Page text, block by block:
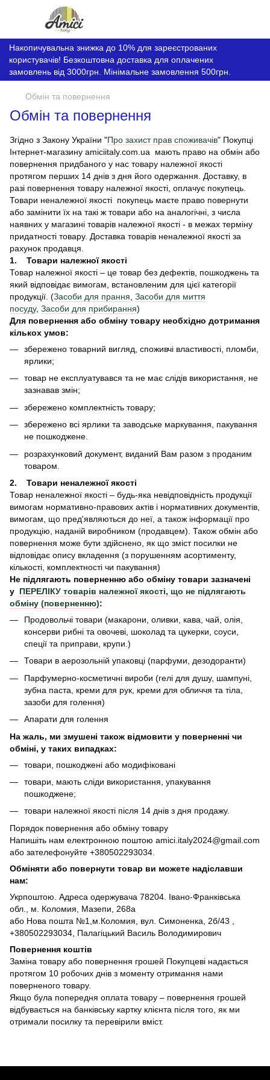
Накопичувальна знижка до 10% для зареєстрованих
користувачів! Безкоштовна доставка для оплачених
замовлень від 3000грн. Мінімальне замовлення 500грн.
Обмін та повернення
Обмін та повернення
Згідно з Закону України "Про захист прав споживачів" Покупці
Інтернет-магазину amiciitaly.com.ua мають право на обмін або
повернення придбаного у нас товару належної якості
протягом перших 14 днів з дня його одержання. Доставку, в
разі повернення товару належної якості, оплачує покупець.
Товари неналежної якості покупець маєте право повернути
або замінити їх на такі ж товари або на аналогічні, з числа
наявних у магазині товарів належної якості - в межах терміну
придатності товару. Доставка товарів неналежної якості за
рахунок продавця.
1. Товари належної якості
Товар належної якості – це товар без дефектів, пошкоджень та
який відповідає вимогам, встановленим для цієї категорії
продукції. (Засоби для прання Засоби для миття
посуду, Засоби для прибирання)
Для повернення або обміну товару необхідно дотримання
кількох умов:
збережено товарний вигляд, споживчі властивості, пломби,
ярлики;
товар не експлуатувався та не має слідів використання, не
зазнавав змін;
збережено комплектність товару;
збережено всі ярлики та заводське маркування, пакування
не пошкоджене.
розрахунковий документ, виданий Вам разом з проданим
товаром.
2. Товари неналежної якості
Товар неналежної якості – будь-яка невідповідність продукції
вимогам нормативно-правових актів і нормативних документів,
вимогам, що пред'являються до неї, а також інформації про
продукцію, наданій виробником (продавцем). Також обмін або
повернення може бути здійснено, як що зміст посилки не
відповідає опису вкладення (з порушенням асортименту,
кількості, комплектності чи пакування)
Не підлягають поверненню або обміну товари зазначені
у ПЕРЕЛІКУ товарів належної якості, що не підлягають
обміну (поверненню):
Продовольчі товари (макарони, оливки, кава, чай, олія,
консерви рибні та овочеві, шоколад та цукерки, соуси,
спеції та приправи, крупи.)
Товари в аерозольній упаковці (парфуми, дезодоранти)
Парфумерно-косметичні вироби (гелі для душу, шампуні,
зубна паста, креми для рук, креми для обличчя та тіла,
зазоби для голення)
Апарати для голення
На жаль, ми змушені також відмовити у поверненні чи
обміні, у таких випадках:
товари, пошкоджені або модифіковані
товари, мають сліди використання, упакування
пошкоджене;
товари належної якості після 14 днів з дня продажу.
Порядок повернення або обміну товару
Напишіть нам електронною поштою amici.italy2024@gmail.com
або зателефонуйте +380502293034.
Обміняти або повернути товар ви можете надіславши
нам:
Укрпоштою. Адреса одержувача 78204. Івано-Франківська
обл., м. Коломия, Мазепи, 268а
або Нова пошта №1,м.Коломия, вул. Симоненка, 2б/43 ,
+380502293034, Палагіцький Василь Володимирович
Повернення коштів
Заміна товару або повернення грошей Покупцеві надається
протягом 10 робочих днів з моменту отримання нами
поверненого товару.
Якщо була попередня оплата товару – повернення грошей
відбувається на банківську картку клієнта після того, як ми
отримали посилку та перевірили вміст.